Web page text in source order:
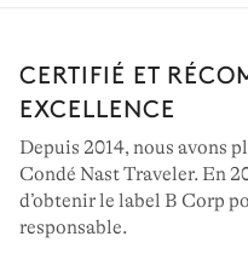
CERTIFIÉ ET
EXCELLENCE
Depuis 2014, nous avons
Condé Nast Traveler. En
d’obtenir le label B Corp
responsable.